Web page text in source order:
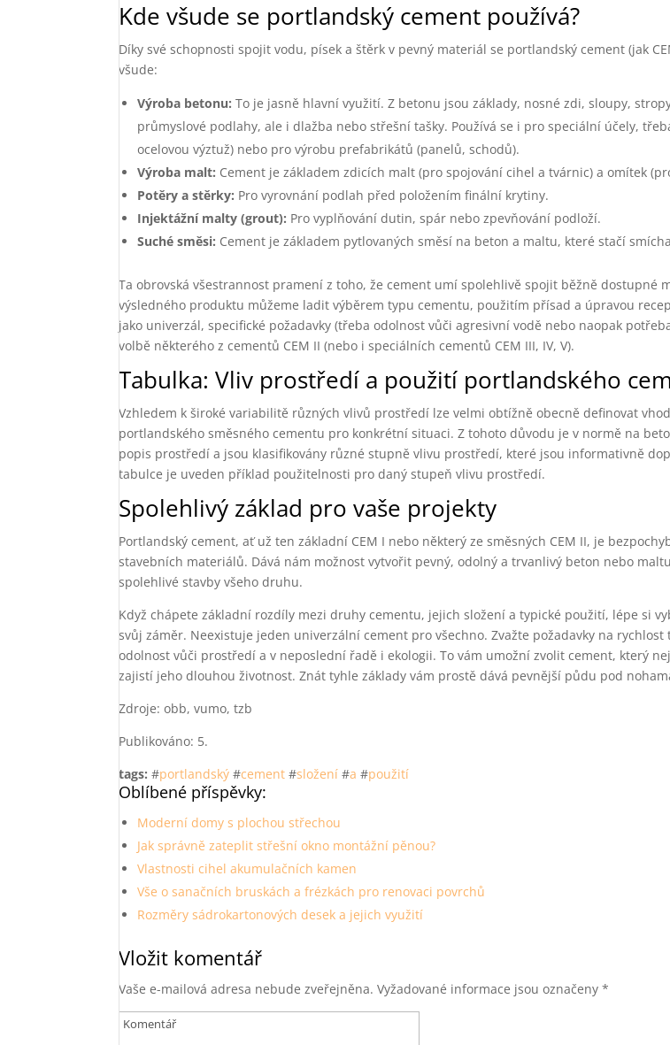
Kde všude se portlandský cement používá?
Díky své schopnosti spojit vodu, písek a štěrk v pevný materiál se portlandský cement (jak
všude:
Výroba betonu: To je jasně hlavní využití. Z betonu jsou základy, nosné zdi, sloupy,
průmyslové podlahy, ale i dlažba nebo střešní tašky. Používá se i pro speciální účely,
ocelovou výztuž) nebo pro výrobu prefabrikátů (panelů, schodů).
Výroba malt: Cement je základem zdicích malt (pro spojování cihel a tvárnic) a omítek
Potěry a stěrky: Pro vyrovnání podlah před položením finální krytiny.
Injektážní malty (grout): Pro vyplňování dutin, spár nebo zpevňování podloží.
Suché směsi: Cement je základem pytlovaných směsí na beton a maltu, které stačí
Ta obrovská všestrannost pramení z toho, že cement umí spolehlivě spojit běžně dostupné
výsledného produktu můžeme ladit výběrem typu cementu, použitím přísad a úpravou
jako univerzál, specifické požadavky (třeba odolnost vůči agresivní vodě nebo naopak
volbě některého z cementů CEM II (nebo i speciálních cementů CEM III, IV, V).
Tabulka: Vliv prostředí a použití portlandského
Vzhledem k široké variabilitě různých vlivů prostředí lze velmi obtížně obecně definovat
portlandského směsného cementu pro konkrétní situaci. Z tohoto důvodu je v normě na
popis prostředí a jsou klasifikovány různé stupně vlivu prostředí, které jsou informativně
tabulce je uveden příklad použitelnosti pro daný stupeň vlivu prostředí.
Spolehlivý základ pro vaše projekty
Portlandský cement, ať už ten základní CEM I nebo některý ze směsných CEM II, je
stavebních materiálů. Dává nám možnost vytvořit pevný, odolný a trvanlivý beton nebo
spolehlivé stavby všeho druhu.
Když chápete základní rozdíly mezi druhy cementu, jejich složení a typické použití, lépe si
svůj záměr. Neexistuje jeden univerzální cement pro všechno. Zvažte požadavky na
odolnost vůči prostředí a v neposlední řadě i ekologii. To vám umožní zvolit cement, který
zajistí jeho dlouhou životnost. Znát tyhle základy vám prostě dává pevnější půdu pod
Zdroje: obb, vumo, tzb
Publikováno: 5.
tags: #portlandský #cement #složení #a #použití
Oblíbené příspěvky:
Moderní domy s plochou střechou
Jak správně zateplit střešní okno montážní pěnou?
Vlastnosti cihel akumulačních kamen
Vše o sanačních bruskách a frézkách pro renovaci povrchů
Rozměry sádrokartonových desek a jejich využití
Vložit komentář
Vaše e-mailová adresa nebude zveřejněna. Vyžadované informace jsou označeny*